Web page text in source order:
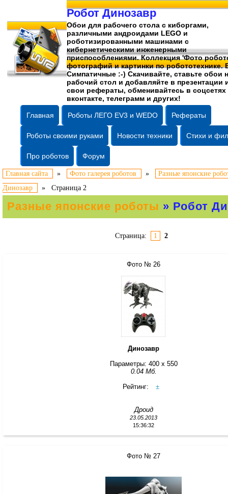
Робот Динозавр
Обои для рабочего стола c киборгами,
различными андроидами LEGO и
роботизированными машинами c
кибернетическими инженерными
приспособлениями. Коллекция 'Фото
фотографийи картинки по робототехнике.
Симпатичные :-) Скачивайте, ставьте обои
рабочий стол и добавляйте в презентации
свои рефераты, обменивайтесь в соцсетях
вконтакте, телеграмм и других!
Главная Роботы ЛЕГО EV3 и WEDO Рефераты
Роботы своими руками Новости техники Стихи и
Про роботов Форум
Главная сайта » Фото галерея роботов »
Разные японские
Динозавр
» Страница 2
Разные японские роботы » Робот
Страница: 1 2
Фото № 26
Динозавр
Параметры: 400 x 550
0.04 Мб.
Рейтинг:
±
Дроид
23.05.2013
15:36:32
Фото № 27